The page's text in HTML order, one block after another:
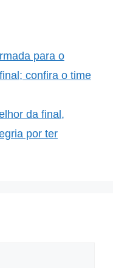
para o
confira o time
da final,
por ter